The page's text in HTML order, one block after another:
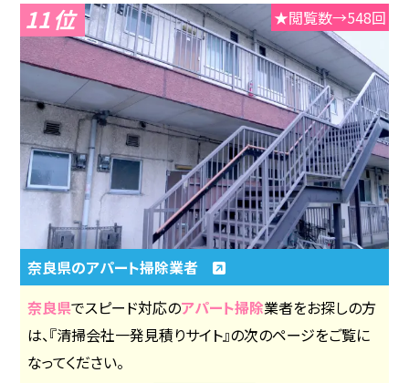
11 ★閲覧数→548回
奈良県のアパート掃除業者
奈良県でスピード対応のアパート掃除業者をお探しの方
は、『清掃会社一発見積りサイト』の次のページをご覧に
なってください。